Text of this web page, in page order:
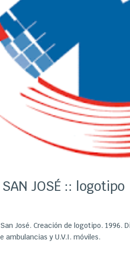
JOSÉ :: logotipo
José. Creación de logotipo. 1996.
ambulancias y U.V.I. móviles.